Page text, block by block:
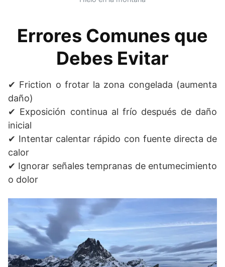
Errores Comunes que
Debes Evitar
✔ Friction o frotar la zona congelada (aumenta
daño)
✔ Exposición continua al frío después de daño
inicial
✔ Intentar calentar rápido con fuente directa de
calor
✔ Ignorar señales tempranas de entumecimiento
o dolor